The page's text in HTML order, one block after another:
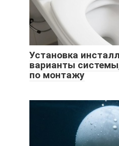
Установка
варианты
по монтажу